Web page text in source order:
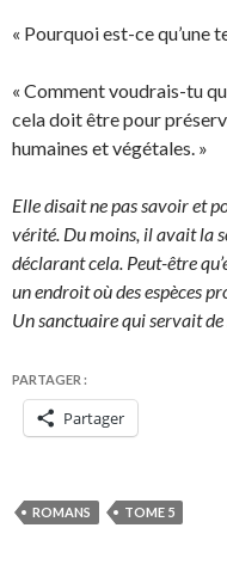
« Pourquoi est-ce qu’une
« Comment voudrais-tu
cela doit être pour
humaines et végétales. »
Elle disait ne pas savoir et
vérité. Du moins, il avait la
déclarant cela. Peut-être
un endroit où des espèces
Un sanctuaire qui servait
PARTAGER :
Partager
ROMANS TOME 5